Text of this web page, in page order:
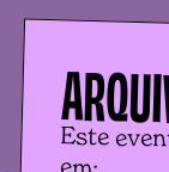
Este